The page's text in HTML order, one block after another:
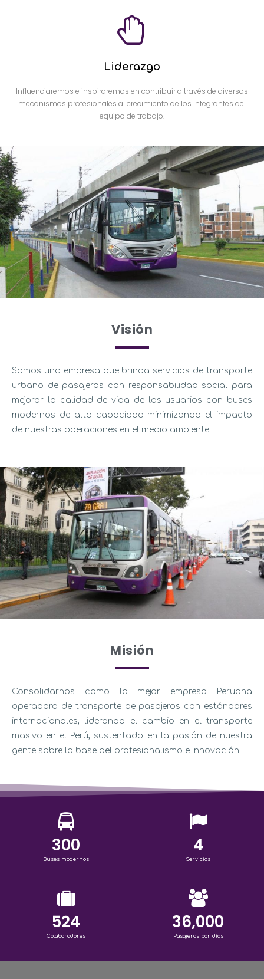
Liderazgo
Influenciaremos e inspiraremos en contribuir a través de diversos
mecanismos profesionales al crecimiento de los integrantes del
equipo de trabajo.
Visión
Somos una empresa que brinda servicios de transporte
urbano de pasajeros con responsabilidad social para
mejorar la calidad de vida de los usuarios con buses
modernos de alta capacidad minimizando el impacto
de nuestras operaciones en el medio ambiente
Misión
Consolidarnos como la mejor empresa Peruana
operadora de transporte de pasajeros con estándares
internacionales, liderando el cambio en el transporte
masivo en el Perú, sustentado en la pasión de nuestra
gente sobre la base del profesionalismo e innovación.
Buses modernos
300
Servicios
4
Colaboradores
524
Pasajeros por días
36,000